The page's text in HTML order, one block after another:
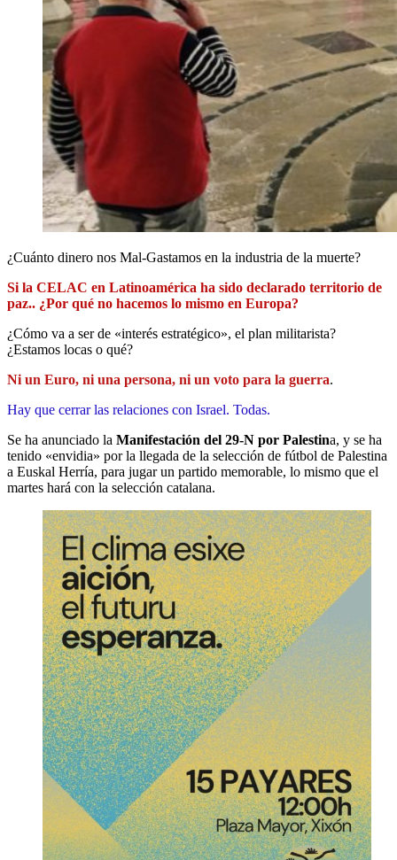
¿Cuánto dinero nos Mal-Gastamos en la industria de la muerte?
Si la CELAC en Latinoamérica ha sido declarado territorio de
paz.. ¿Por qué no hacemos lo mismo en Europa?
¿Cómo va a ser de «interés estratégico», el plan militarista?
¿Estamos locas o qué?
Ni un Euro, ni una persona, ni un voto para la guerra.
Hay que cerrar las relaciones con Israel. Todas.
Se ha anunciado la Manifestación del 29-N por Palestina, y se ha
tenido «envidia» por la llegada de la selección de fútbol de Palestina
a Euskal Herría, para jugar un partido memorable, lo mismo que el
martes hará con la selección catalana.